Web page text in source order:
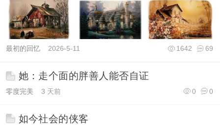
最初的回忆2026-5-11 69
1642
她：走个面的胖善人能否自证
零度完美 3 天前 0
0
如今社会的侠客